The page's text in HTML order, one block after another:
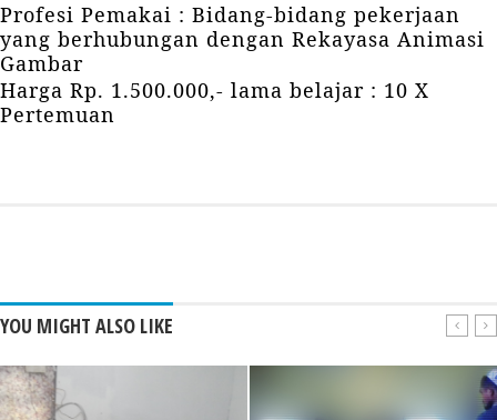
Profesi Pemakai : Bidang-bidang pekerjaan
yang berhubungan dengan Rekayasa Animasi
Gambar
Harga Rp. 1.500.000,- lama belajar : 10 X
Pertemuan
YOU MIGHT ALSO LIKE